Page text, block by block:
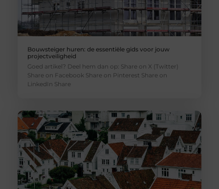
Bouwsteiger huren: de essentiële gids voor jouw
projectveiligheid
Goed artikel? Deel hem dan op: Share on X (Twitter)
Share on Facebook Share on Pinterest Share on
LinkedIn Share